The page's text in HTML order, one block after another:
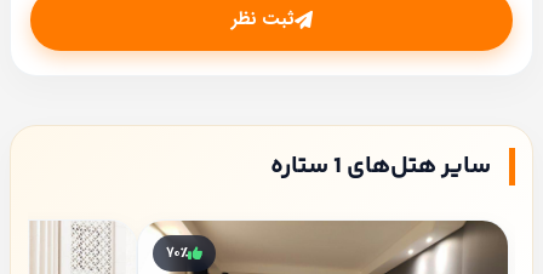
ثبت نظر
سایر هتل‌های 1 ستاره
۷۰٪